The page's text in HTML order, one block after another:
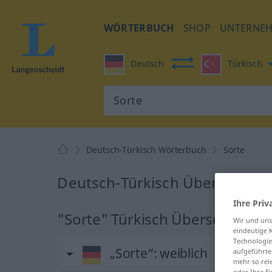
WÖRTERBUCH SHOP
Deutsch Türkisch
Deutsch-Türkisch Wörterbuch Sorte
Deutsch-Türkisch
"Sorte" Türkisch Übersetzung
„Sorte“: weiblich
Ihre
Wir und
eindeutige
mehr so